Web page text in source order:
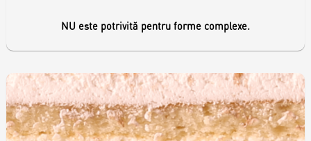
NU este potrivită pentru forme complexe.